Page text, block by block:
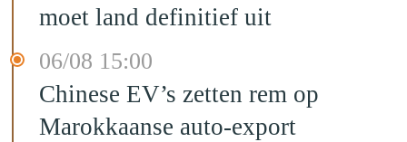
moet land definitief uit
06/08 15:00
Chinese EV’s zetten rem op
Marokkaanse auto-export